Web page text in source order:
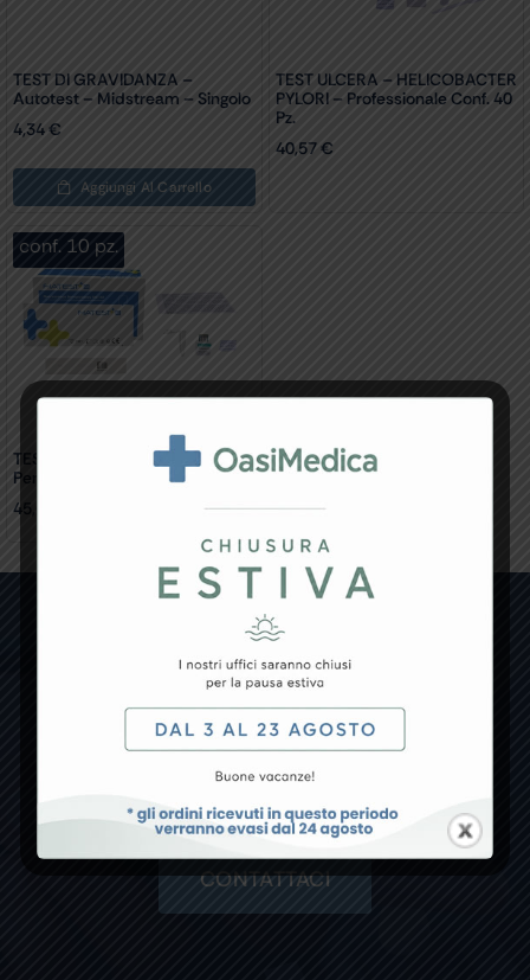
TEST DI GRAVIDANZA –
Autotest – Midstream – Singolo
4,34€
Aggiungi Al Carrello
TEST ULCERA – HELICOBACTER
PYLORI – Professionale Conf. 40
Pz.
40,57€
conf. 10 pz.
TEST VITAMINA D – Cassetta
Per 24600 Conf. 10 Pz.
45,68
Non hai trovato il prodotto che
cercavi?
Se non trovi un prodotto specifico o hai qualche
richiesta particolare, non esitare a contattarci!
CONTATTACI